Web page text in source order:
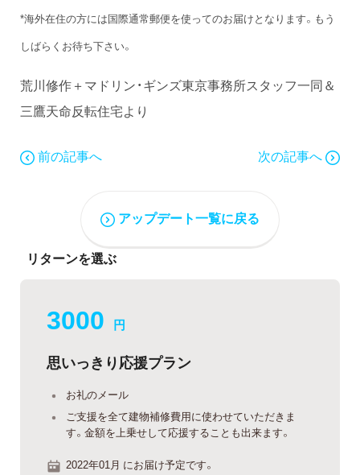
*海外在住の方には国際通常郵便を使ってのお届けとなります。もう
しばらくお待ち下さい。
荒川修作＋マドリン・ギンズ東京事務所スタッフ一同＆
三鷹天命反転住宅より
前の記事へ 次の記事へ
アップデート一覧に戻る
リターンを選ぶ
3000 円
思いっきり応援プラン
お礼のメール
ご支援を全て建物補修費用に使わせていただきま
す。金額を上乗せして応援することも出来ます。
2022年01月 にお届け予定です。